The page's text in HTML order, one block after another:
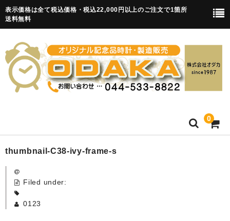
表示価格は全て税込価格・税込22,000円以上のご注文で1箇所
送料無料
0
HOME
卒園記念品
thumbnail-C38-ivy-frame-s
Filed under:
0123